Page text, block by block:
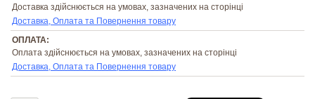
Доставка здійснюється на умовах, зазначених на сторінці
Доставка, Оплата та Повернення товару
ОПЛАТА:
Оплата здійснюється на умовах, зазначених на сторінці
Доставка, Оплата та Повернення товару